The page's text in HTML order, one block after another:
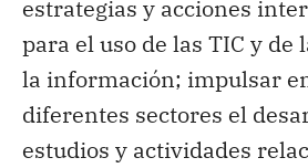
estrategias y acciones
para el uso de las TIC y de
la información; impulsar
diferentes sectores el
estudios y actividades